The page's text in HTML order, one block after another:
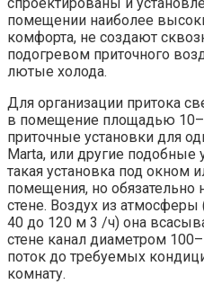
помещении наиболее
комфорта, не создают
подогревом приточного
лютые холода.
Для организации притока
в помещение площадью
приточные установки для
Marta, или другие подобные
такая установка под окном
помещения, но обязательно
стене. Воздух из
40 до 120 м 3 /ч) она
стене канал диаметром
поток до требуемых
комнату.